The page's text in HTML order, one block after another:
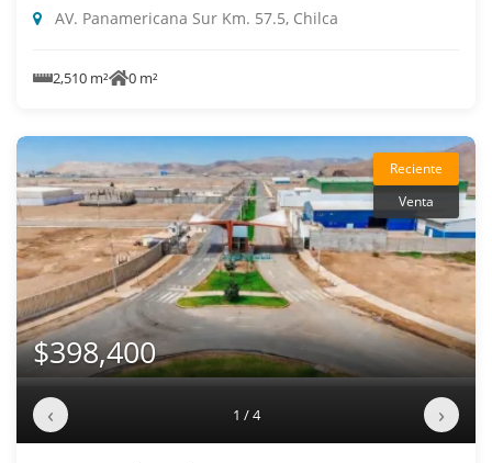
AV. Panamericana Sur Km. 57.5, Chilca
2,510 m² 0 m²
Reciente
Venta
$398,400
‹ 1 / 4 ›